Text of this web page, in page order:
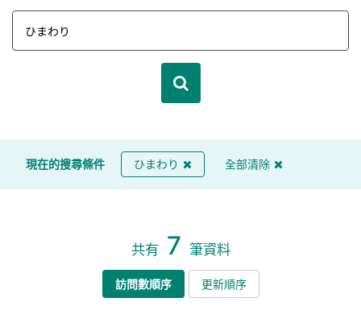
現在的搜尋條件 ひまわり 全部清除
共有 7 筆資料
訪問數順序 更新順序